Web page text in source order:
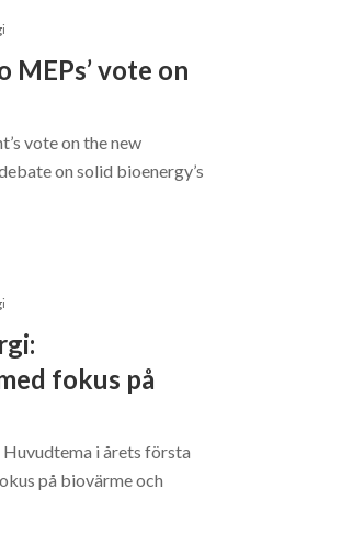
vote on
vote on the new
on solid bioenergy’s
fokus på
i årets första
på biovärme och